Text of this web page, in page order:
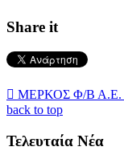
Share it
 ΜΕΡΚΟΣ Φ/Β Α.Ε.
back to top
Τελευταία Νέα